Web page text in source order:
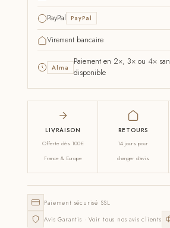
PayPal PayPal
Virement bancaire
Alma
Paiement en 2×, 3× ou 4×
disponible
LIVRAISON
Offerte dès 100€
France & Europe
RETOURS
14 jours pour
changer d'avis
Paiement sécurisé SSL
Avis Garantis · Voir tous nos avis clients